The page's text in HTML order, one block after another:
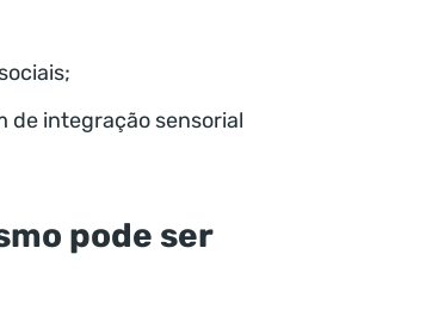
de integração sensorial
pode ser